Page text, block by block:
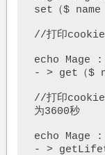
set（$
//打印cookie
echo Mage
- > get（$
//打印cookie
为3600秒
echo Mage
- >